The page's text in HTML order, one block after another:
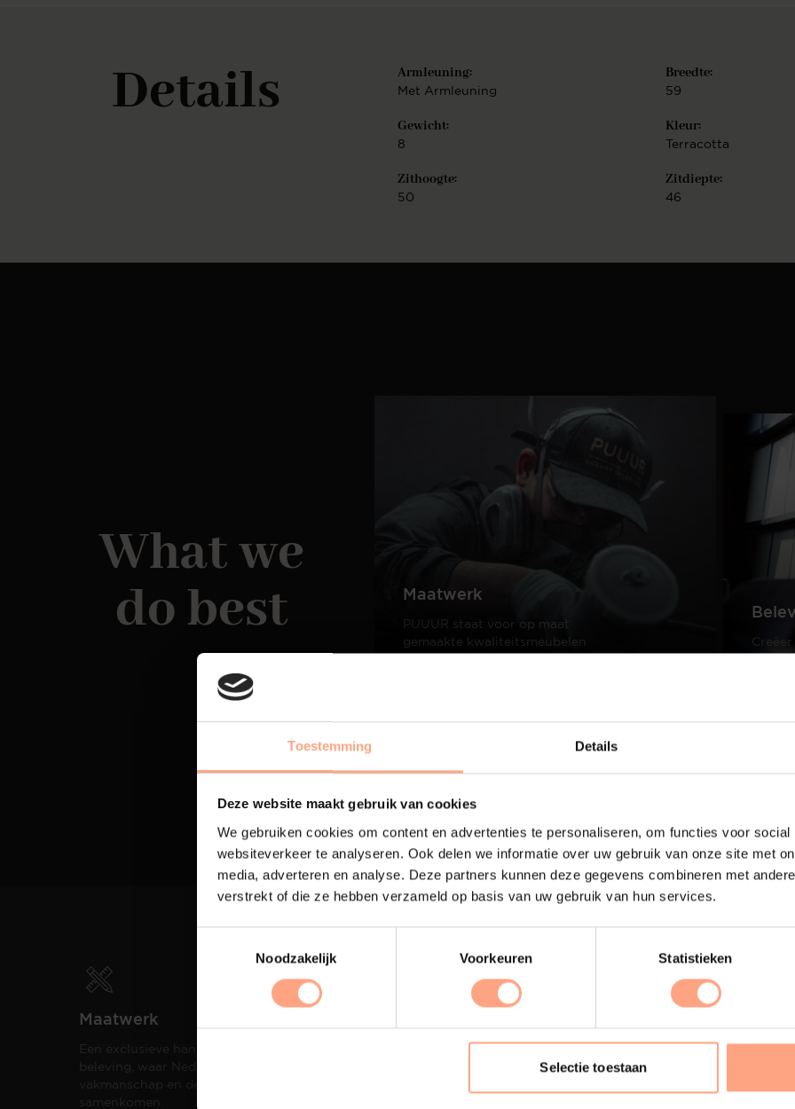
Toestemming Details
Deze website maakt gebruik van cookies
We gebruiken cookies om content en advertenties te personaliseren, om functies voor social
websiteverkeer te analyseren. Ook delen we informatie over uw gebruik van onze site met
media, adverteren en analyse. Deze partners kunnen deze gegevens combineren met
verstrekt of die ze hebben verzameld op basis van uw gebruik van hun services.
Noodzakelijk Voorkeuren Statistieken
Selectie toestaan
Details Armleuning:
Met Armleuning
Breedte:
59
Gewicht:
8
Kleur:
Terracotta
Zithoogte:
50
Zitdiepte:
46
What we
do best
Maatwerk
PUUUR staat voor op maat
gemaakte kwaliteitsmeubelen
Maatwerk
Een exclusieve handgemaakte
beleving, waar Nederlands
vakmanschap en design
samenkomen.
De meubelen worden in onze
eigen spuiterij afgewerkt met
PUUUR biedt volledige
ontzorging van eerste